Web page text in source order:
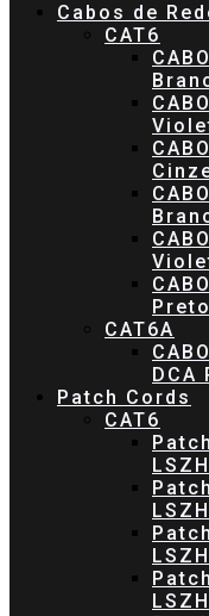
Cabos de
CAT6
Preto
CAT6A
DCA
Patch Cords
CAT6